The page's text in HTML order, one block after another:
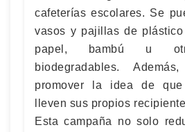
cafeterías escolares. Se
vasos y pajillas de
papel, bambú u
biodegradables.
promover la idea de
lleven sus propios
Esta campaña no solo